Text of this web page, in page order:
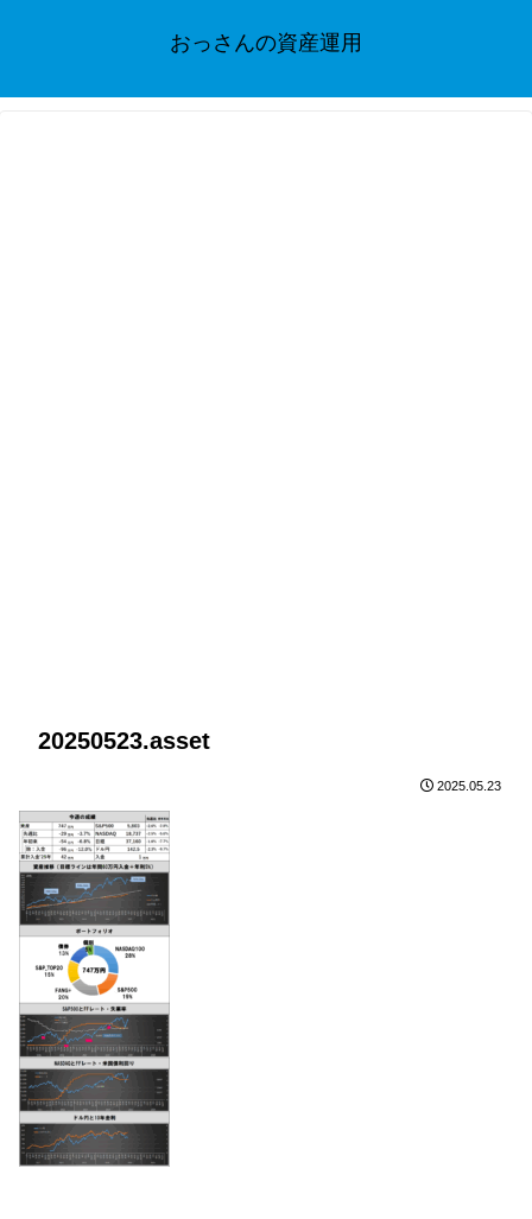
おっさんの資産運用
20250523.asset
2025.05.23